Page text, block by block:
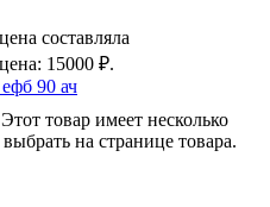
составляла
15000 ₽.
Этот товар имеет несколько
на странице товара.